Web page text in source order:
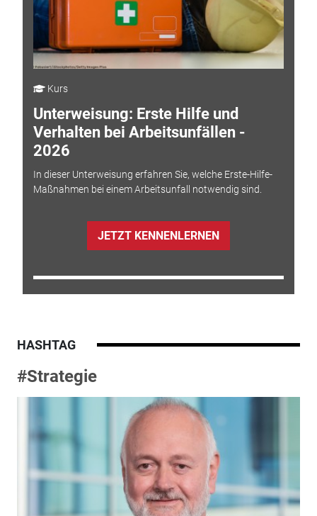
Kurs
Unterweisung: Erste Hilfe und
Verhalten bei Arbeitsunfällen -
2026
In dieser Unterweisung erfahren Sie, welche Erste-Hilfe-
Maßnahmen bei einem Arbeitsunfall notwendig sind.
JETZT KENNENLERNEN
HASHTAG
#Strategie